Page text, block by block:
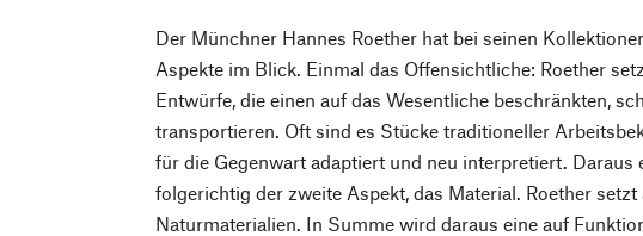
Der Münchner Hannes Roether hat bei seinen
Aspekte im Blick. Einmal das Offensichtliche: Roether
Entwürfe, die einen auf das Wesentliche beschränkten,
transportieren. Oft sind es Stücke traditioneller
für die Gegenwart adaptiert und neu interpretiert. Daraus
folgerichtig der zweite Aspekt, das Material. Roether setzt
Naturmaterialien. In Summe wird daraus eine auf